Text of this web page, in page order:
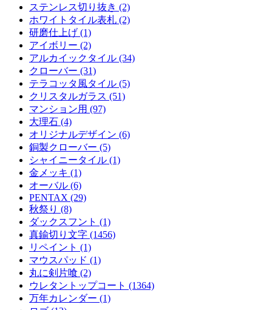
ステンレス切り抜き (2)
ホワイトタイル表札 (2)
研磨仕上げ (1)
アイボリー (2)
アルカイックタイル (34)
クローバー (31)
テラコッタ風タイル (5)
クリスタルガラス (51)
マンション用 (97)
大理石 (4)
オリジナルデザイン (6)
銅製クローバー (5)
シャイニータイル (1)
金メッキ (1)
オーバル (6)
PENTAX (29)
秋祭り (8)
ダックスフント (1)
真鍮切り文字 (1456)
リペイント (1)
マウスパッド (1)
丸に剣片喰 (2)
ウレタントップコート (1364)
万年カレンダー (1)